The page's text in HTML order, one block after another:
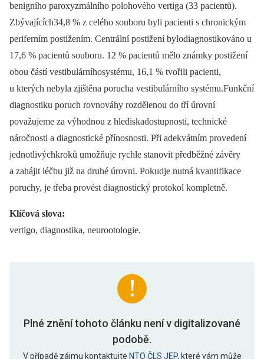
benigního paroxyzmálního polohového vertiga (33 pacientů).
Zbývajících34,8 % z celého souboru byli pacienti s chronickým
periferním postižením. Centrální postižení bylodiagnostikováno u
17,6 % pacientů souboru. 12 % pacientů mělo známky postižení
obou částí vestibulárníhosystému, 16,1 % tvořili pacienti,
u kterých nebyla zjištěna porucha vestibulárního systému.Funkční
diagnostiku poruch rovnováhy rozdělenou do tří úrovní
považujeme za výhodnou z hlediskadostupnosti, technické
náročnosti a diagnostické přínosnosti. Při adekvátním provedení
jednotlivýchkroků umožňuje rychle stanovit předběžné závěry
a zahájit léčbu již na druhé úrovni. Pokudje nutná kvantifikace
poruchy, je třeba provést diagnostický protokol kompletně.
Klíčová slova:
vertigo, diagnostika, neurootologie.
Plné znění tohoto článku není v digitalizované
podobě.
V případě zájmu kontaktujte NTO ČLS JEP, které vám může